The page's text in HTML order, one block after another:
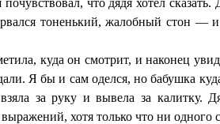
почувствовал, что дядя хотел
тоненький, жалобный стон —
куда он смотрит, инаконец
. Я бы и сам оделся, но бабушка
за руку и вывела за калитку.
хотя только что ни одного